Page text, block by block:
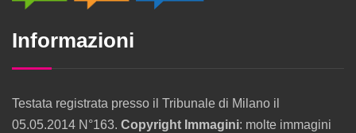
Informazioni
Testata registrata presso il Tribunale di Milano il
05.05.2014 N°163. Copyright Immagini: molte immagini